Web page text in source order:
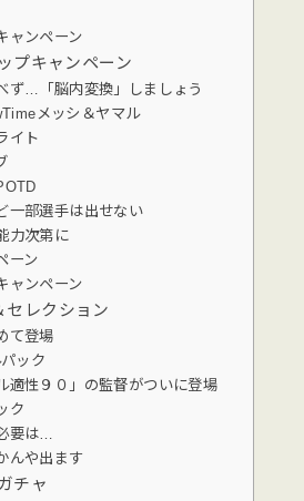
ャンペーン
プキャンペーン
ず…「脳内変換」しましょう
メッシ＆ヤマル
イト
一部選手は出せない
力次第に
ーン
ャンペーン
セレクション
て登場
ック
適性９０」の監督がついに登場
ク
要は…
んや出ます
チャ